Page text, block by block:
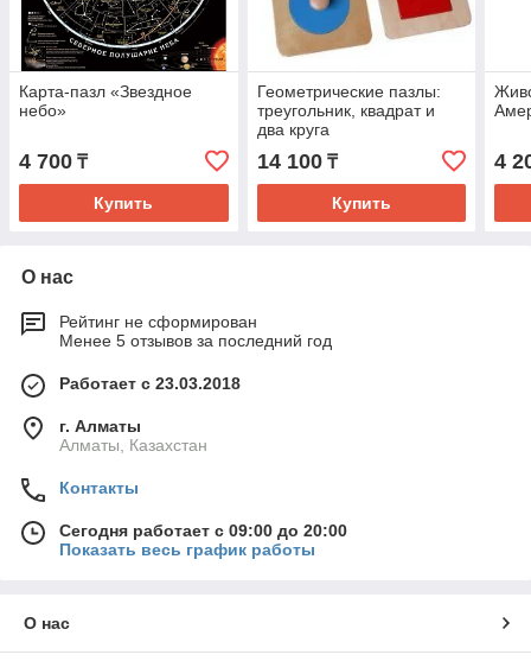
Карта-пазл «Звездное
небо»
4 700 ₸
Купить
Геометрические пазлы:
треугольник, квадрат и
два круга
14 100₸
Купить
4
О нас
Рейтинг не сформирован
Менее 5 отзывов за последний год
Работает с 23.03.2018
г. Алматы
Алматы, Казахстан
Контакты
Сегодня работает с 09:00 до 20:00
Показать весь график работы
О нас